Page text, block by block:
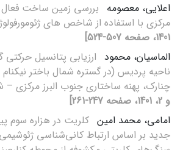
اعلایی، معصومه بررسی زمین ساخت فعال
مرکزی با استفاده از شاخص های
1401، صفحه 507-524]
الماسیان، محمود ارزیابی پتانسیل
ناحیه پردیس (در گستره شمال باختر
چنارک، پهنه ساختاری جنوب البرز مرکزی –
و 2، 1401، صفحه 247-261]
امامی، محمد امین کلریت در هزاره سوم
جدید بر اساس ارتباط کانی‌شناسی